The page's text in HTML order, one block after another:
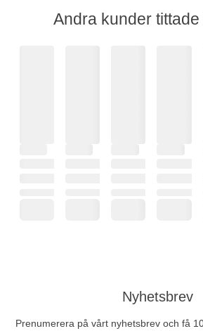
Andra kunder
Nyhetsbrev
Prenumerera på vårt nyhetsbrev och få